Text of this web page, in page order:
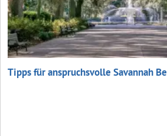
Tipps für anspruchsvolle Savannah